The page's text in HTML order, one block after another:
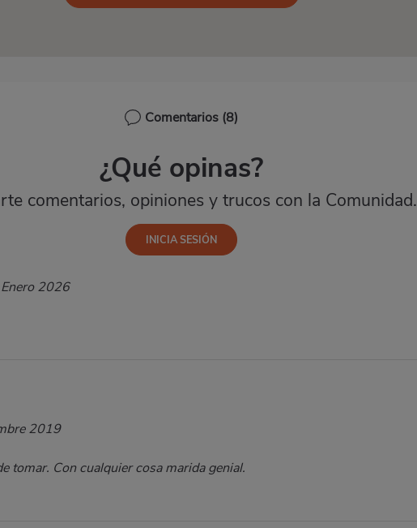
Comentarios (8)
¿Qué opinas?
comentarios, opiniones y trucos con la Comunidad.
2026
2019
tomar. Con cualquier cosa marida genial.